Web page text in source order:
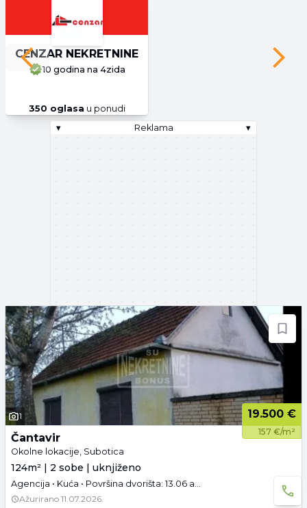
CENZAR NEKRETNINE
10 godina na 4zida
350 oglasa u ponudi
Previous slide Next
▾ Reklama ▾
1 19.500 €
157 €/m²
Čantavir
Okolne lokacije, Subotica
124m² | 2 sobe | uknjiženo
Agencija • Kuća • Površina dvorišta: 13.06 a • Uknjižen • Prazno • Tavan • Garaža
Ažurirano 11.07.2026.